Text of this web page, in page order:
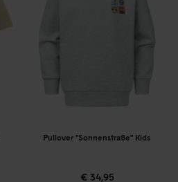
Pullover "Sonnenstraße" Kids
€ 34,95